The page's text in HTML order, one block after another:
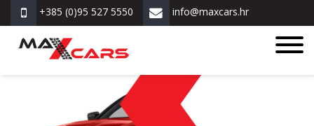
+385 (0)95 527 5550 info@maxcars.hr